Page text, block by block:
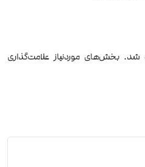
شد. بخش‌های موردنیاز علامت‌گذاری